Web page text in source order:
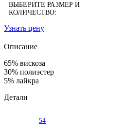
ВЫБЕРИТЕ РАЗМЕР И
КОЛИЧЕСТВО:
Узнать цену
Описание
65% вискоза
30% полиэстер
5% лайкра
Детали
54